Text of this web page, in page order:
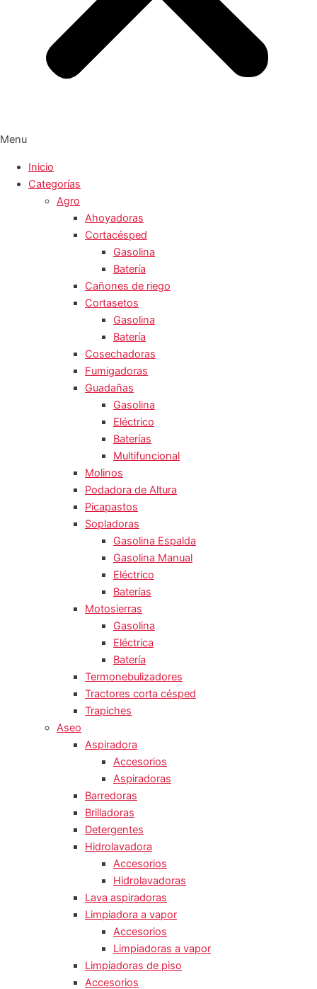
Menu
Inicio
Categorías
Agro
Ahoyadoras
Cortacésped
Gasolina
Batería
Cañones de riego
Cortasetos
Gasolina
Batería
Cosechadoras
Fumigadoras
Guadañas
Gasolina
Eléctrico
Baterías
Multifuncional
Molinos
Podadora de Altura
Picapastos
Sopladoras
Gasolina Espalda
Gasolina Manual
Eléctrico
Baterías
Motosierras
Gasolina
Eléctrica
Batería
Termonebulizadores
Tractores corta césped
Trapiches
Aseo
Aspiradora
Accesorios
Aspiradoras
Barredoras
Brilladoras
Detergentes
Hidrolavadora
Accesorios
Hidrolavadoras
Lava aspiradoras
Limpiadora a vapor
Accesorios
Limpiadoras a vapor
Limpiadoras de piso
Accesorios